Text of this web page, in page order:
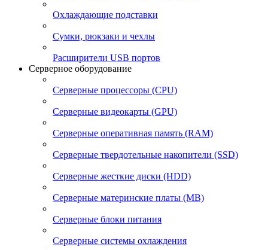
Охлаждающие подставки
Сумки, рюкзаки и чехлы
Расширители USB портов
Серверное оборудование
Серверные процессоры (CPU)
Серверные видеокарты (GPU)
Серверные оперативная память (RAM)
Серверные твердотельные накопители (SSD)
Серверные жесткие диски (HDD)
Серверные материнские платы (MB)
Серверные блоки питания
Серверные системы охлаждения